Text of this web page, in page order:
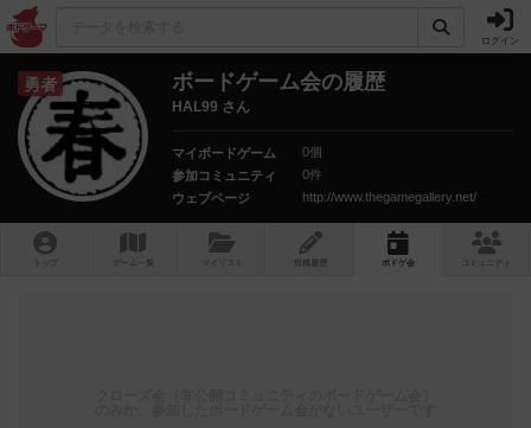
ログイン
勇者 ボードゲーム会の履歴
HAL99 さん
マイボードゲーム
0個
参加コミュニティ
0件
ウェブページ
http://www.thegamegallery.net/
トップ ゲーム一覧 マイリスト 投稿履歴 ボ ドゲ会 コミュニティ